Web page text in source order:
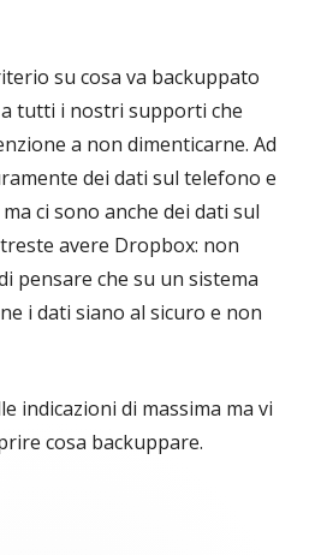
su cosa va backuppato
tutti i nostri supporti che
a non dimenticarne. Ad
dei dati sul telefono e
ci sono anche dei dati sul
avere Dropbox: non
pensare che su un sistema
i dati siano al sicuro e non
indicazioni di massima ma vi
cosa backuppare.